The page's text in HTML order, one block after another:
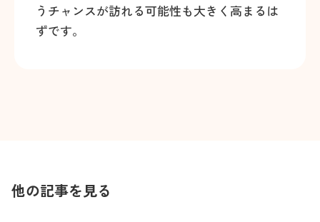
うチャンスが訪れる可能性も大きく高まるは
ずです。
他の記事を見る